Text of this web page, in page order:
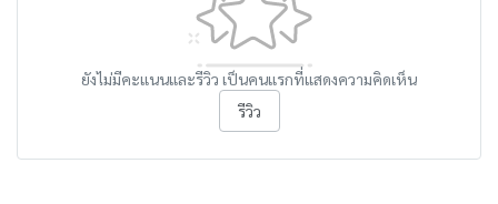
ยังไม่มีคะแนนและรีวิว เป็นคนแรกที่แสดงความคิดเห็น
รีวิว